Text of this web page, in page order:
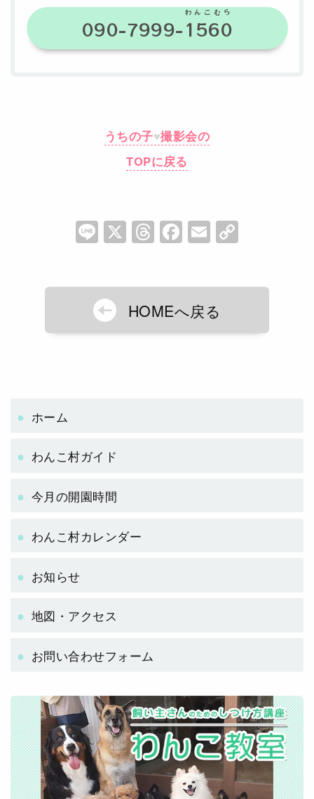
090-7999-1560
わんこむら
うちの子♥撮影会の
TOPに戻る
Li X T
a
d
s
F
e
b
o
E
n
HOMEへ戻る
ホーム
わんこ村ガイド
今月の開園時間
わんこ村カレンダー
お知らせ
地図・アクセス
お問い合わせフォーム